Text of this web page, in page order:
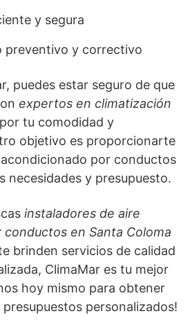
y segura
preventivo y correctivo
puedes estar seguro de que
expertos en climatización
tu comodidad y
objetivo es proporcionarte
por conductos
necesidades y presupuesto.
instaladores de aire
en Santa Coloma
brinden servicios de calidad
ClimaMar es tu mejor
hoy mismo para obtener
personalizados!